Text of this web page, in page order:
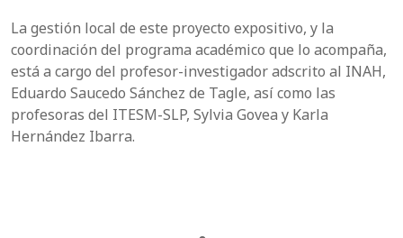
La gestión local de este proyecto expositivo, y la
coordinación del programa académico que lo acompaña,
está a cargo del profesor-investigador adscrito al INAH,
Eduardo Saucedo Sánchez de Tagle, así como las
profesoras del ITESM-SLP, Sylvia Govea y Karla
Hernández Ibarra.